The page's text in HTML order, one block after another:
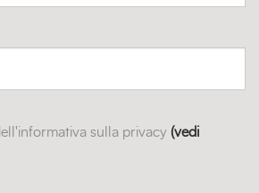
sulla privacy (vedi